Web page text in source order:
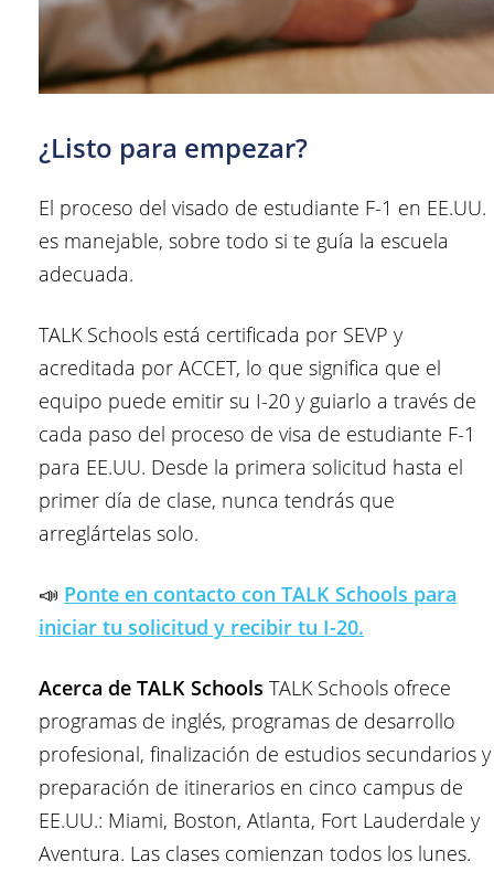
¿Listo para empezar?
El proceso del visado de estudiante F-1 en EE.UU.
es manejable, sobre todo si te guía la escuela
adecuada.
TALK Schools está certificada por SEVP y
acreditada por ACCET, lo que significa que el
equipo puede emitir su I-20 y guiarlo a través de
cada paso del proceso de visa de estudiante F-1
para EE.UU. Desde la primera solicitud hasta el
primer día de clase, nunca tendrás que
arreglártelas solo.
📣 Ponte en contacto con TALK Schools para
iniciar tu solicitud y recibir tu I-20.
Acerca de TALK Schools TALK Schools ofrece
programas de inglés, programas de desarrollo
profesional, finalización de estudios secundarios y
preparación de itinerarios en cinco campus de
EE.UU.: Miami, Boston, Atlanta, Fort Lauderdale y
Aventura. Las clases comienzan todos los lunes.